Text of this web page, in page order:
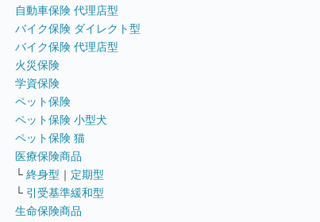
自動車保険 代理店型
バイク保険 ダイレクト型
バイク保険 代理店型
火災保険
学資保険
ペット保険
ペット保険 小型犬
ペット保険 猫
医療保険商品
└ 終身型 ｜ 定期型
└ 引受基準緩和型
生命保険商品